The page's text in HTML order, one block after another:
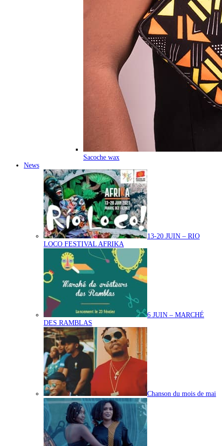
Sacoche wax
News
13-20 JUIN – RIO
LOCO FESTIVAL AFRIKA
6 JUIN – MARCHÉ
DES RAMBLAS
Chanson du mois de mai